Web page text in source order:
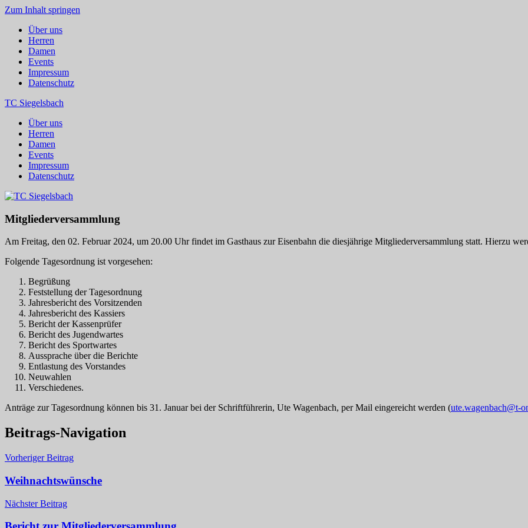
Zum Inhalt springen
Über uns
Herren
Damen
Events
Impressum
Datenschutz
TC Siegelsbach
Über uns
Herren
Damen
Events
Impressum
Datenschutz
Mitgliederversammlung
Am Freitag, den 02. Februar 2024, um 20.00 Uhr findet im Gasthaus zur Eisenbahn die diesjährige Mitgliederversammlung statt. Hierzu
Folgende Tagesordnung ist vorgesehen:
Begrüßung
Feststellung der Tagesordnung
Jahresbericht des Vorsitzenden
Jahresbericht des Kassiers
Bericht der Kassenprüfer
Bericht des Jugendwartes
Bericht des Sportwartes
Aussprache über die Berichte
Entlastung des Vorstandes
Neuwahlen
Verschiedenes.
Anträge zur Tagesordnung können bis 31. Januar bei der Schriftführerin, Ute Wagenbach, per Mail eingereicht werden (ute.wagenbach@t-
Beitrags-Navigation
Vorheriger Beitrag
Weihnachtswünsche
Nächster Beitrag